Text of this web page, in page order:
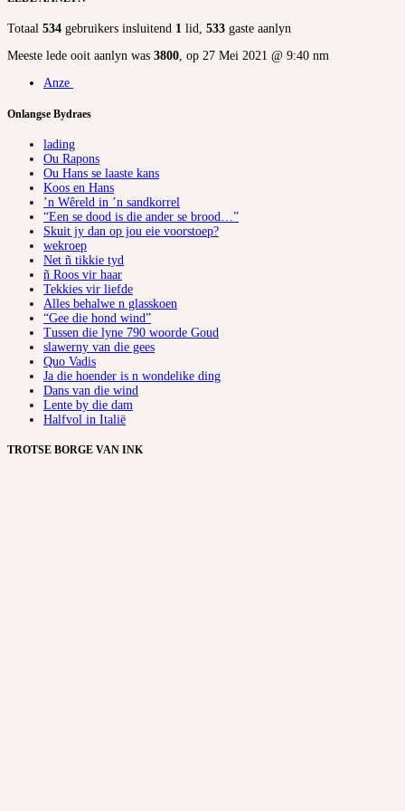
Totaal 534 gebruikers insluitend 1 lid, 533 gaste aanlyn
Meeste lede ooit aanlyn was 3800, op 27 Mei 2021 @ 9:40 nm
Anze
Onlangse Bydraes
lading
Ou Rapons
Ou Hans se laaste kans
Koos en Hans
’n Wêreld in ’n sandkorrel
“Een se dood is die ander se brood…”
Skuit jy dan op jou eie voorstoep?
wekroep
Net ñ tikkie tyd
ñ Roos vir haar
Tekkies vir liefde
Alles behalwe n glasskoen
“Gee die hond wind”
Tussen die lyne 790 woorde Goud
slawerny van die gees
Quo Vadis
Ja die hoender is n wondelike ding
Dans van die wind
Lente by die dam
Halfvol in Italië
TROTSE BORGE VAN INK